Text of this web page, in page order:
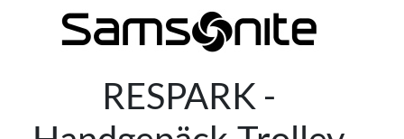
RESPARK -